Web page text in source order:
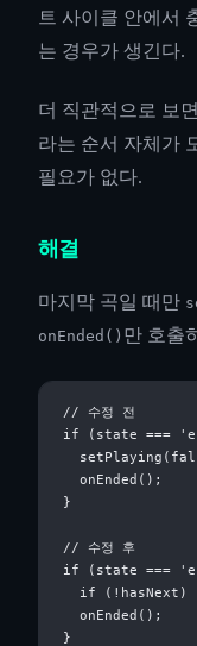
트 사이클 안에서
는 경우가 생긴다.
더 직관적으로 보
라는 순서 자체가
필요가 없다.
해결
마지막 곡일 때만
onEnded() 만 호출
// 수정 전
if (state ===
  onEnded();
}
// 수정 후
if (state ===
if (!hasNext)
  onEnded();